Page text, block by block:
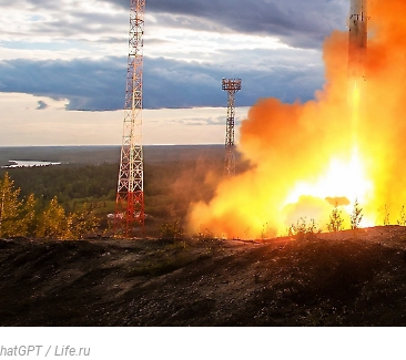
/ Life.ru